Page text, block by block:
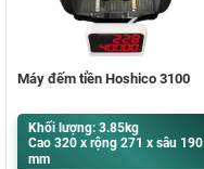
Máy đếm tiền Hoshico 3100
Khối lượng: 3.85kg
Cao 320 x rộng 271 x sâu 190
mm